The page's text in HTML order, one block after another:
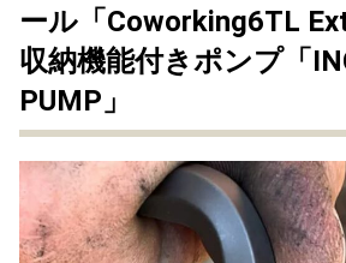
ール「Coworking6TL
収納機能付きポンプ「
PUMP」